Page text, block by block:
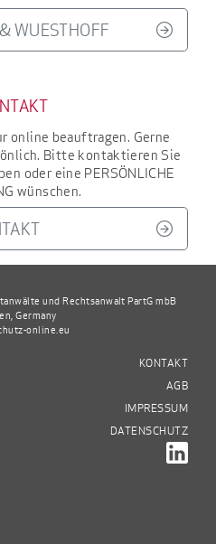
WUESTHOFF
online beauftragen. Gerne
Bitte kontaktieren Sie
oder eine PERSÖNLICHE
wünschen.
und Rechtsanwalt PartG mbB
Germany
online.eu
KONTAKT
AGB
IMPRESSUM
DATENSCHUTZ